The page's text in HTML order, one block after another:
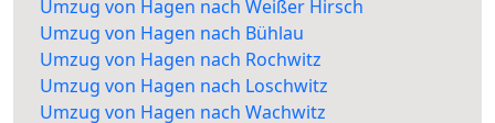
Umzug von Hagen nach Weißer Hirsch
Umzug von Hagen nach Bühlau
Umzug von Hagen nach Rochwitz
Umzug von Hagen nach Loschwitz
Umzug von Hagen nach Wachwitz